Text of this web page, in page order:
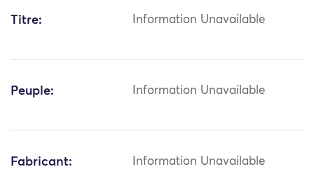
Titre: Information Unavailable
Peuple: Information Unavailable
Fabricant: Information Unavailable